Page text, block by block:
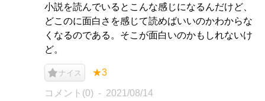
小説を読んでいるとこんな感じになるんだけど、
どこのに面白さを感じて読めばいいのかわからな
くなるのである。そこが面白いのかもしれないけ
ど。
ナイス ★3
コメント(0) 2021/08/14